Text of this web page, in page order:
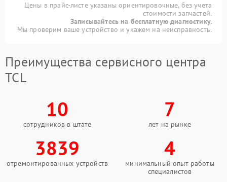
Цены в прайс-листе указаны ориентировочные, без учета
стоимости запчастей.
Записывайтесь на бесплатную диагностику.
Мы проверим ваше устройство и укажем на неисправность.
Преимущества сервисного центра
TCL
10
сотрудников в штате
7
лет на рынке
3839
отремонтированных устройств
4
минимальный опыт работы
специалистов